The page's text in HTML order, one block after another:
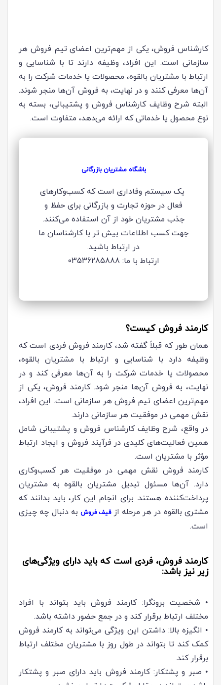
کارشناس فروش، یکی از مهم‌ترین اعضای تیم فروش هر
سازمانی است. این افراد، وظیفه دارند تا با شناسایی و
ارتباط با مشتریان بالقوه، محصولات یا خدمات شرکت را به
آن‌ها معرفی کنند و در نهایت، به فروش آن‌ها منجر شوند.
البته شرح وظایف کارشناس فروش و پشتیبانی، بسته به
نوع محصول یا خدماتی که ارائه می‌دهد، متفاوت است.
باشگاه مشتریان بازرگانی
یک سیستم وفاداری است که کسب‌وکارهای
فعال در حوزه تجارت و بازرگانی برای حفظ و
جذب مشتریان خود از آن استفاده می‌کنند.
جهت کسب اطلاعات بیش تر با کارشناسان ما
در ارتباط باشید.
ارتباط با ما: 03536285888
کارمند فروش کیست؟
همان طور که قبلاً گفته شد، کارمند فروش فردی است که
وظیفه دارد با شناسایی و ارتباط با مشتریان بالقوه،
محصولات یا خدمات شرکت را به آن‌ها معرفی کند و در
نهایت، به فروش آن‌ها منجر شود. کارمند فروش، یکی از
مهم‌ترین اعضای تیم فروش هر سازمانی است. این افراد،
نقش مهمی در موفقیت هر سازمانی دارند.
در واقع، شرح وظایف کارشناس فروش و پشتیبانی شامل
همین فعالیت‌های کلیدی در فرآیند فروش و ایجاد ارتباط
مؤثر با مشتریان است.
کارمند فروش نقش مهمی در موفقیت هر کسب‌وکاری
دارد. آن‌ها مسئول تبدیل مشتریان بالقوه به مشتریان
پرداخت‌کننده هستند. برای انجام این کار، باید بدانند که
مشتری بالقوه در هر مرحله ازقیف فروشبه دنبال چه چیزی
است.
کارمند فروش، فردی است که باید دارای ویژگی‌های
زیر نیز باشد:
• شخصیت برونگرا: کارمند فروش باید بتواند با افراد
مختلف ارتباط برقرار کند و در جمع حضور داشته باشد.
• انگیزه بالا: داشتن این ویژگی می‌تواند به کارمند فروش
کمک کند تا بتواند در طول روز با مشتریان مختلف ارتباط
برقرار کند.
• صبر و پشتکار: کارمند فروش باید دارای صبر و پشتکار